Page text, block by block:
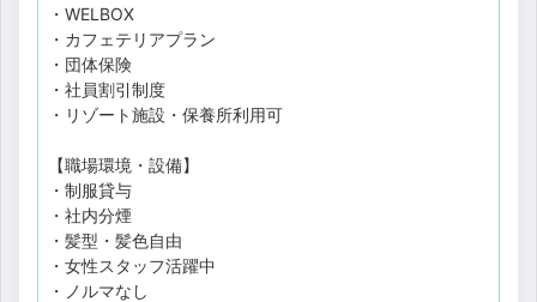
・WELBOX
・カフェテリアプラン
・団体保険
・社員割引制度
・リゾート施設・保養所利用可
【職場環境・設備】
・制服貸与
・社内分煙
・髪型・髪色自由
・女性スタッフ活躍中
・ノルマなし